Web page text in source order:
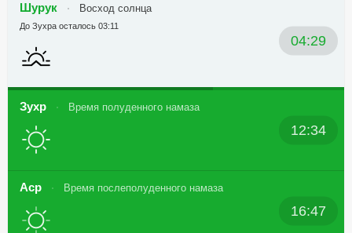
Шурук Восход солнца
04:29
До Зухра осталось 03:11
Зухр Время полуденного намаза
12:34
Аср Время послеполуденного намаза
16:47